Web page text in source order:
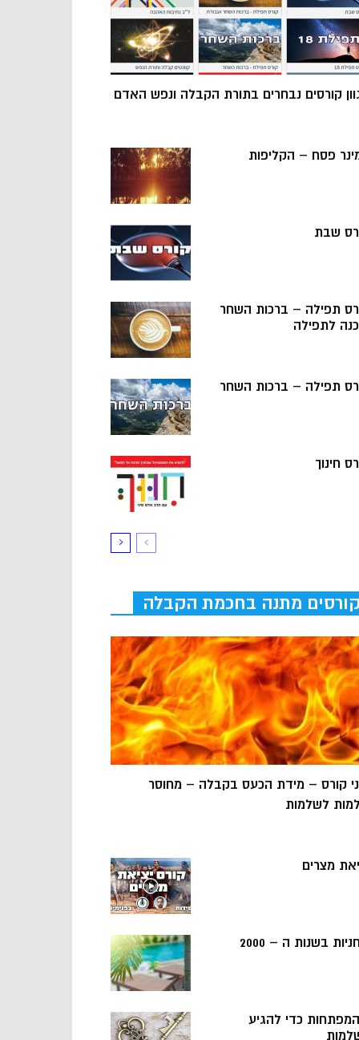
קורסים נבחרים בתורת הקבלה ונפש האדם
פסח – הקליפות
שבת
תפילה – ברכות השחר
לתפילה
תפילה – ברכות השחר
חינוך
קורסים מתנה בחכמת הקבלה
קורס – מידת הכעס בקבלה – מחוסר
לשלמות
מצרים
בשנות ה – 2000
5 המפתחות כדי להגיע